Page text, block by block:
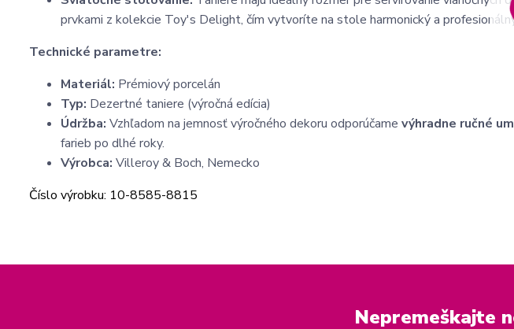
prvkami z kolekcie Toy's Delight, čím vytvoríte na stole harmonický a
Technické parametre:
Materiál: Prémiový porcelán
Typ: Dezertné taniere (výročná edícia)
Údržba: Vzhľadom na jemnosť výročného dekoru odporúčame výhradne ručné
farieb po dlhé roky.
Výrobca: Villeroy & Boch, Nemecko
Číslo výrobku: 10-8585-8815
Nepremeškajte